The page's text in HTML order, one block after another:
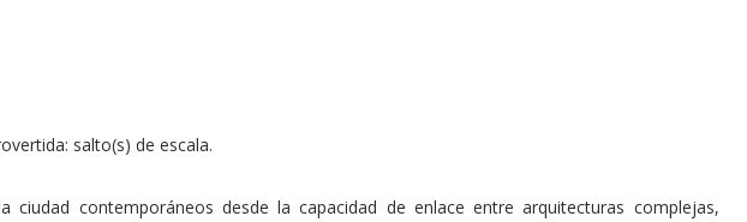
salto(s) de escala.
ciudad contemporáneos desde la capacidad de enlace entre arquitecturas complejas,